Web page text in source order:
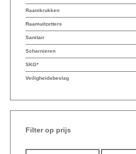
Raamkrukken
Raamuitzetters
Sanitair
Scharnieren
SKG*
Veiligheidsbeslag
Filter op prijs